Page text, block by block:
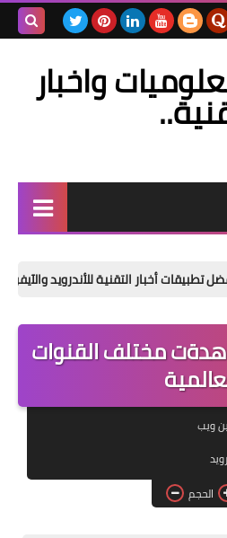
واخبار
أجهزة الاستقبال
سيرفرات / خوادم
أقمار صناعية
أخبار تقنية
أندرويد
أخبار التقنية للأندرويد والآيفون: دليل 2026 الشامل
مختلف القنوات
ويب
الحجم